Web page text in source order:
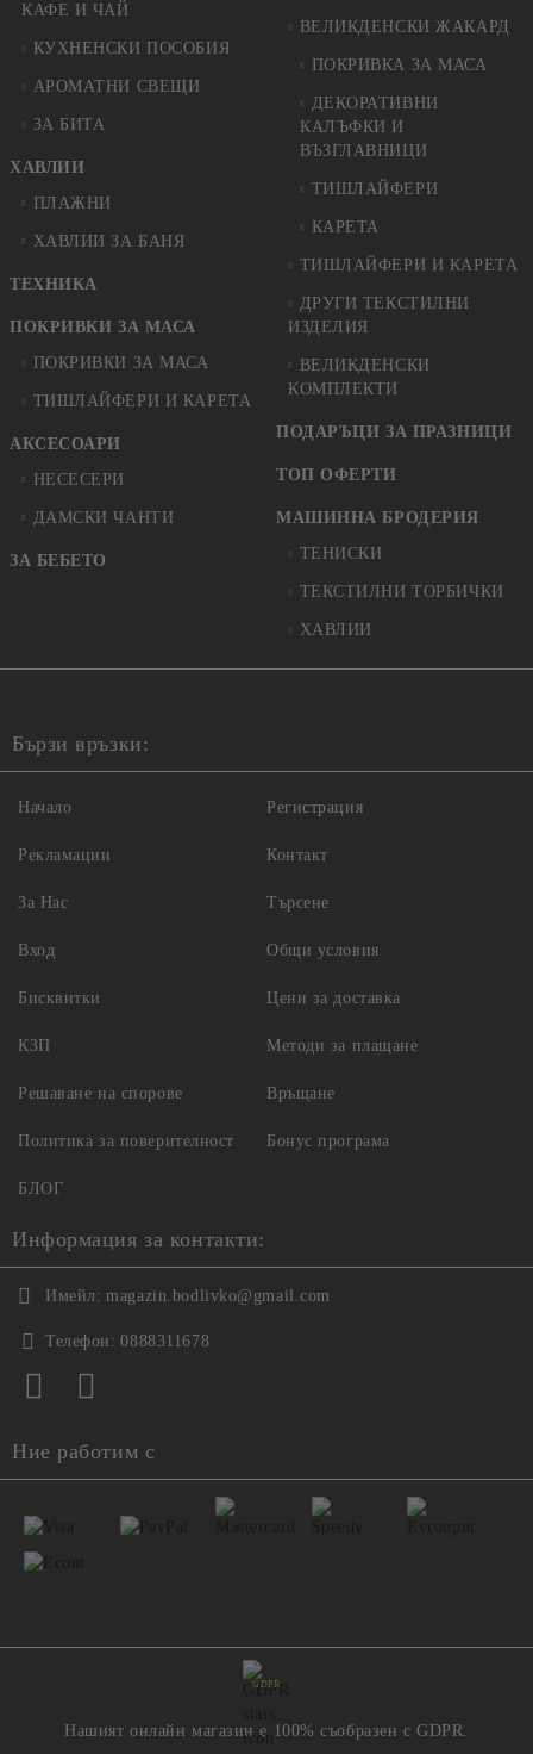
КАФЕ И ЧАЙ
КУХНЕНСКИ ПОСОБИЯ
АРОМАТНИ СВЕЩИ
ЗА БИТА
ХАВЛИИ
ПЛАЖНИ
ХАВЛИИ ЗА БАНЯ
ТЕХНИКА
ПОКРИВКИ ЗА МАСА
ПОКРИВКИ ЗА МАСА
ТИШЛАЙФЕРИ И КАРЕТА
АКСЕСОАРИ
НЕСЕСЕРИ
ДАМСКИ ЧАНТИ
ЗА БЕБЕТО
ВЕЛИКДЕНСКИ ЖАКАРД
ПОКРИВКА ЗА МАСА
ДЕКОРАТИВНИ
КАЛЪФКИ И
ВЪЗГЛАВНИЦИ
ТИШЛАЙФЕРИ
КАРЕТА
ТИШЛАЙФЕРИ И КАРЕТА
ДРУГИ ТЕКСТИЛНИ
ИЗДЕЛИЯ
ВЕЛИКДЕНСКИ
КОМПЛЕКТИ
ПОДАРЪЦИ ЗА ПРАЗНИЦИ
ТОП ОФЕРТИ
МАШИННА БРОДЕРИЯ
ТЕНИСКИ
ТЕКСТИЛНИ ТОРБИЧКИ
ХАВЛИИ
Бързи връзки:
Начало
Рекламации
За Нас
Вход
Регистрация
Контакт
Търсене
Общи условия
Бисквитки
КЗП
Решаване на спорове
Политика за поверителност
Цени за доставка
Методи за плащане
Връщане
Бонус програма
БЛОГ
Информация за контакти:
Имейл: magazin.bodlivko@gmail.com
Телефон: 0888311678
Ние работим с
GDPR
Нашият онлайн магазин е 100% съобразен с GDPR.